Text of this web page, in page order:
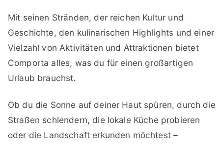
Mit seinen Stränden, der reichen Kultur und
Geschichte, den kulinarischen Highlights und einer
Vielzahl von Aktivitäten und Attraktionen bietet
Comporta alles, was du für einen großartigen
Urlaub brauchst.
Ob du die Sonne auf deiner Haut spüren, durch die
Straßen schlendern, die lokale Küche probieren
oder die Landschaft erkunden möchtest –